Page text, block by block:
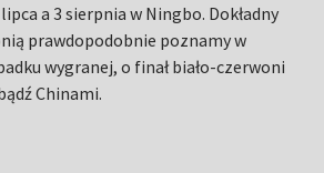
a 3 sierpnia w Ningbo. Dokładny
prawdopodobnie poznamy w
wygranej, o finał biało-czerwoni
Chinami.